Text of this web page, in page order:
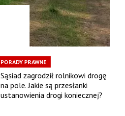
PORADY PRAWNE
Sąsiad zagrodził rolnikowi drogę
na pole. Jakie są przesłanki
ustanowienia drogi koniecznej?